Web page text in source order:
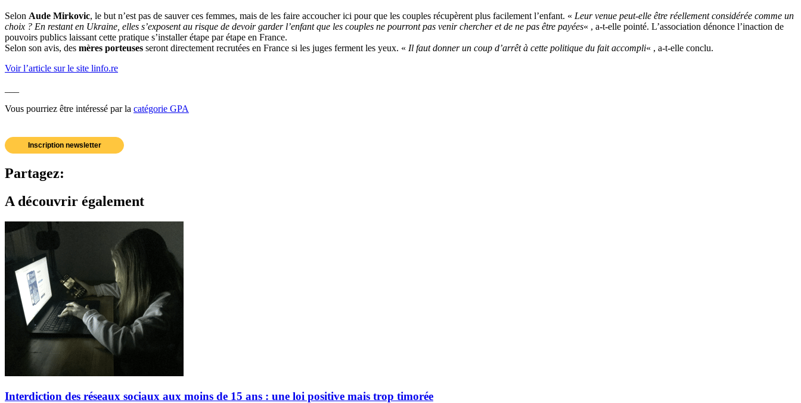
Selon Aude Mirkovic, le but n’est pas de sauver ces femmes, mais de les faire accoucher ici pour que les couples récupèrent plus facilement l’enfant. « Leur venue peut-elle être réellement considérée comme un
choix ? En restant en Ukraine, elles s’exposent au risque de devoir garder l’enfant que les couples ne pourront pas venir chercher et de ne pas être payées« , a-t-elle pointé. L’association dénonce l’inaction de
pouvoirs publics laissant cette pratique s’installer étape par étape en France.
Selon son avis, des mères porteuses seront directement recrutées en France si les juges ferment les yeux. « Il faut donner un coup d’arrêt à cette politique du fait accompli« , a-t-elle conclu.
Voir l’article sur le site linfo.re
Vous pourriez être intéressé par la catégorie GPA
Inscription newsletter
Partagez:
A découvrir également
Interdiction des réseaux sociaux aux moins de 15 ans : une loi positive mais trop timorée